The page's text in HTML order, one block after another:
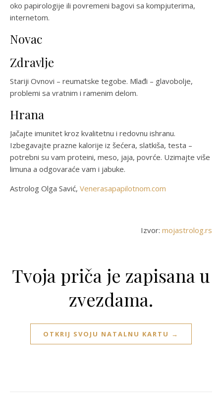
oko papirologije ili povremeni bagovi sa kompjuterima,
internetom.
Novac
Zdravlje
Stariji Ovnovi – reumatske tegobe. Mlađi – glavobolje,
problemi sa vratnim i ramenim delom.
Hrana
Jačajte imunitet kroz kvalitetnu i redovnu ishranu.
Izbegavajte prazne kalorije iz šećera, slatkiša, testa –
potrebni su vam proteini, meso, jaja, povrće. Uzimajte više
limuna a odgovaraće vam i jabuke.
Astrolog Olga Savić, Venerasapapilotnom.com
Izvor: mojastrolog.rs
Tvoja priča je zapisana u
zvezdama.
OTKRIJ SVOJU NATALNU KARTU →